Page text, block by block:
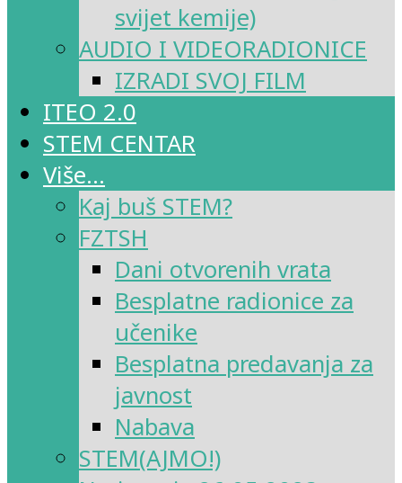
svijet kemije)
AUDIO I VIDEORADIONICE
IZRADI SVOJ FILM
ITEO 2.0
STEM CENTAR
Više…
Kaj buš STEM?
FZTSH
Dani otvorenih vrata
Besplatne radionice za
učenike
Besplatna predavanja za
javnost
Nabava
STEM(AJMO!)